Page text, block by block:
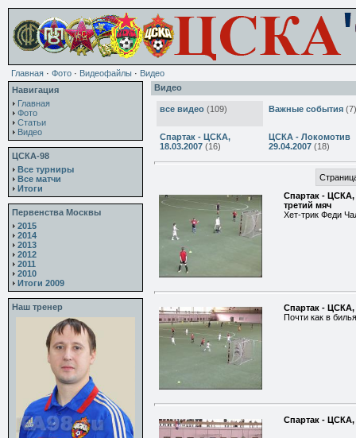
Главная · Фото · Видеофайлы · Видео
Навигация
Главная
Фото
Статьи
Видео
ЦСКА-98
Все турниры
Все матчи
Итоги
Первенства Москвы
2015
2014
2013
2012
2011
2010
Итоги 2009
Наш тренер
Видео
все видео (109) Важные события (7)
Спартак - ЦСКА,
18.03.2007 (16)
ЦСКА - Локомотив
29.04.2007 (18)
Спартак - ЦСКА,
третий мяч
Хет-трик Феди
Спартак - ЦСКА,
Почти как в
Спартак - ЦСКА,